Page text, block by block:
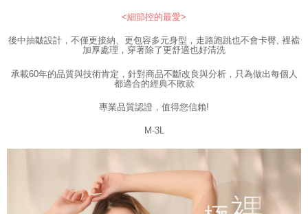
<細節控的最愛>
後中抽皺設計，不僅更接納、更包容多元身型，走路跑跳也不會卡臀, 裡襠
加厚處理，穿著除了更舒適也好清洗
承載60年的品質與技術肯定，針對商品不斷改良與分析，只為做出每個人
都適合的經典不敗款
專業品質認證，值得您信賴!
M-3L